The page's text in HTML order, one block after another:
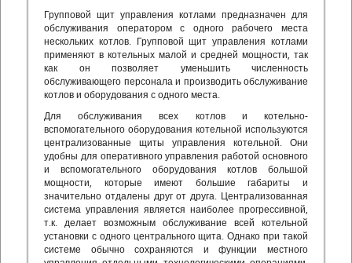
Групповой щит управления котлами предназначен для
обслуживания оператором с одного рабочего места
нескольких котлов. Групповой щит управления котлами
применяют в котельных малой и средней мощности, так
как он позволяет уменьшить численность
обслуживающего персонала и производить обслуживание
котлов и оборудования с одного места.
Для обслуживания всех котлов и котельно-
вспомогательного оборудования котельной используются
централизованные щиты управления котельной. Они
удобны для оперативного управления работой основного
и вспомогательного оборудования котлов большой
мощности, которые имеют большие габариты и
значительно отдалены друг от друга. Централизованная
система управления является наиболее прогрессивной,
т.к. делает возможным обслуживание всей котельной
установки с одного центрального щита. Однако при такой
системе обычно сохраняются и функции местного